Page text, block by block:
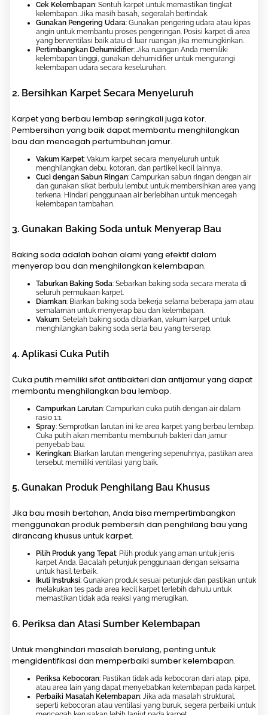
Cek Kelembapan: Sentuh karpet untuk memastikan tingkat
kelembapan. Jika masih basah, segeralah bertindak.
Gunakan Pengering Udara: Gunakan pengering udara atau kipas
angin untuk membantu proses pengeringan. Posisi karpet di area
yang berventilasi baik atau di luar ruangan jika memungkinkan.
Pertimbangkan Dehumidifier: Jika ruangan Anda memiliki
kelembapan tinggi, gunakan dehumidifier untuk mengurangi
kelembapan udara secara keseluruhan.
2. Bersihkan Karpet Secara Menyeluruh
Karpet yang berbau lembap seringkali juga kotor.
Pembersihan yang baik dapat membantu menghilangkan
bau dan mencegah pertumbuhan jamur.
Vakum Karpet: Vakum karpet secara menyeluruh untuk
menghilangkan debu, kotoran, dan partikel kecil lainnya.
Cuci dengan Sabun Ringan: Campurkan sabun ringan dengan air
dan gunakan sikat berbulu lembut untuk membersihkan area yang
terkena. Hindari penggunaan air berlebihan untuk mencegah
kelembapan tambahan.
3. Gunakan Baking Soda untuk Menyerap Bau
Baking soda adalah bahan alami yang efektif dalam
menyerap bau dan menghilangkan kelembapan.
Taburkan Baking Soda: Sebarkan baking soda secara merata di
seluruh permukaan karpet.
Diamkan: Biarkan baking soda bekerja selama beberapa jam atau
semalaman untuk menyerap bau dan kelembapan.
Vakum: Setelah baking soda dibiarkan, vakum karpet untuk
menghilangkan baking soda serta bau yang terserap.
4. Aplikasi Cuka Putih
Cuka putih memiliki sifat antibakteri dan antijamur yang dapat
membantu menghilangkan bau lembap.
Campurkan Larutan: Campurkan cuka putih dengan air dalam
rasio 1:1.
Spray: Semprotkan larutan ini ke area karpet yang berbau lembap.
Cuka putih akan membantu membunuh bakteri dan jamur
penyebab bau.
Keringkan: Biarkan larutan mengering sepenuhnya, pastikan area
tersebut memiliki ventilasi yang baik.
5. Gunakan Produk Penghilang Bau Khusus
Jika bau masih bertahan, Anda bisa mempertimbangkan
menggunakan produk pembersih dan penghilang bau yang
dirancang khusus untuk karpet.
Pilih Produk yang Tepat: Pilih produk yang aman untuk jenis
karpet Anda. Bacalah petunjuk penggunaan dengan seksama
untuk hasil terbaik.
Ikuti Instruksi: Gunakan produk sesuai petunjuk dan pastikan untuk
melakukan tes pada area kecil karpet terlebih dahulu untuk
memastikan tidak ada reaksi yang merugikan.
6. Periksa dan Atasi Sumber Kelembapan
Untuk menghindari masalah berulang, penting untuk
mengidentifikasi dan memperbaiki sumber kelembapan.
Periksa Kebocoran: Pastikan tidak ada kebocoran dari atap, pipa,
atau area lain yang dapat menyebabkan kelembapan pada karpet.
Perbaiki Masalah Kelembapan: Jika ada masalah struktural,
seperti kebocoran atau ventilasi yang buruk, segera perbaiki untuk